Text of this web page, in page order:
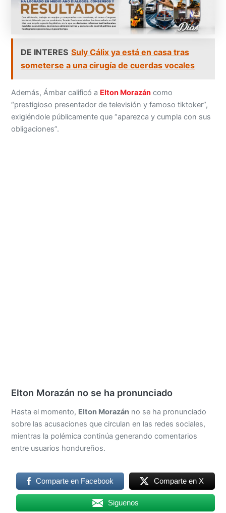
DE INTERES Suly Cálix ya está en casa tras
someterse a una cirugía de cuerdas vocales
Además, Ámbar calificó a Elton Morazán como
“prestigioso presentador de televisión y famoso tiktoker”,
exigiéndole públicamente que “aparezca y cumpla con sus
obligaciones”.
Elton Morazán no se ha pronunciado
Hasta el momento, Elton Morazán no se ha pronunciado
sobre las acusaciones que circulan en las redes sociales,
mientras la polémica continúa generando comentarios
entre usuarios hondureños.
Comparte en Facebook Comparte en X
Siguenos